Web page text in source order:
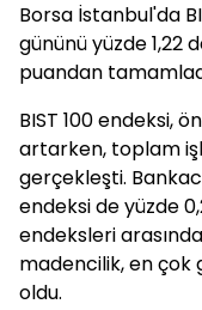
Borsa İstanbul'da
gününü yüzde 1,22
puandan
BIST 100 endeksi,
artarken, toplam
gerçekleşti.
endeksi de yüzde
endeksleri
madencilik, en çok
oldu.